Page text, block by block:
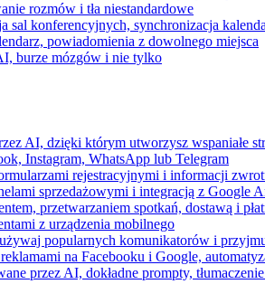
rozmów i tła niestandardowe
konferencyjnych, synchronizacja
powiadomienia z dowolnego miejsca
burze mózgów i nie tylko
AI, dzięki którym utworzysz wspaniałe
Instagram, WhatsApp lub Telegram
rejestracyjnymi i informacji
sprzedażowymi i integracją z Google
przetwarzaniem spotkań, dostawą i
z urządzenia mobilnego
popularnych komunikatorów i
na Facebooku i Google,
przez AI, dokładne prompty,